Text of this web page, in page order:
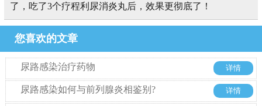
了，吃了3个疗程利尿消炎丸后，效果更彻底了！
您喜欢的文章
尿路感染治疗药物 详情
尿路感染如何与前列腺炎相鉴别? 详情